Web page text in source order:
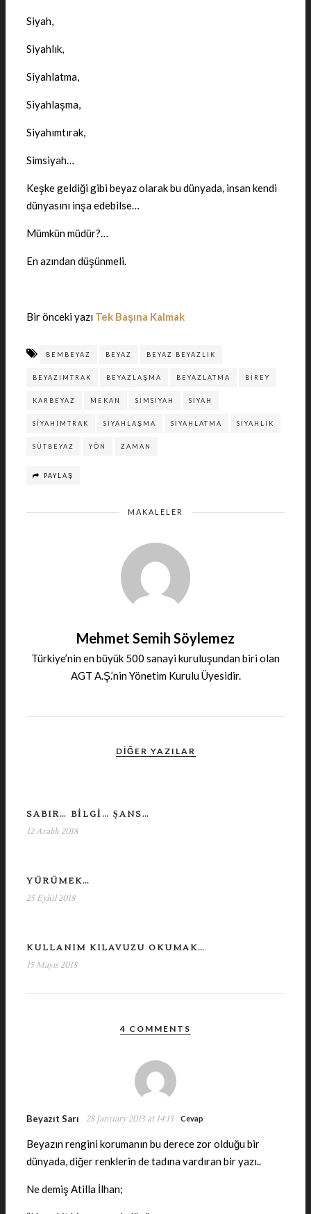
Siyah,
Siyahlık,
Siyahlatma,
Siyahlaşma,
Siyahımtırak,
Simsiyah…
Keşke geldiği gibi beyaz olarak bu dünyada, insan kendi
dünyasını inşa edebilse…
Mümkün müdür?…
En azından düşünmeli.
Bir önceki yazı Tek Başına Kalmak
BEMBEYAZ BEYAZ BEYAZ BEYAZLIK
BEYAZIMTRAK BEYAZLAŞMA BEYAZLATMA BIREY
KARBEYAZ MEKAN SIMSIYAH SIYAH
SIYAHIMTRAK SIYAHLAŞMA SIYAHLATMA SIYAHLIK
SÜTBEYAZ YÖN ZAMAN
PAYLAŞ
MAKALELER
Mehmet Semih Söylemez
Türkiye’nin en büyük 500 sanayi kuruluşundan biri olan
AGT A.Ş.’nin Yönetim Kurulu Üyesidir.
DIĞER YAZILAR
SABIR… BİLGİ… ŞANS…
12 Aralık 2018
YÜRÜMEK…
25 Eylül 2018
KULLANIM KILAVUZU OKUMAK…
15 Mayıs 2018
4 COMMENTS
Beyazıt Sarı 28 January 2013 at 14:13 Cevap
Beyazın rengini korumanın bu derece zor olduğu bir
dünyada, diğer renklerin de tadına vardıran bir yazı..
Ne demiş Atilla İlhan;